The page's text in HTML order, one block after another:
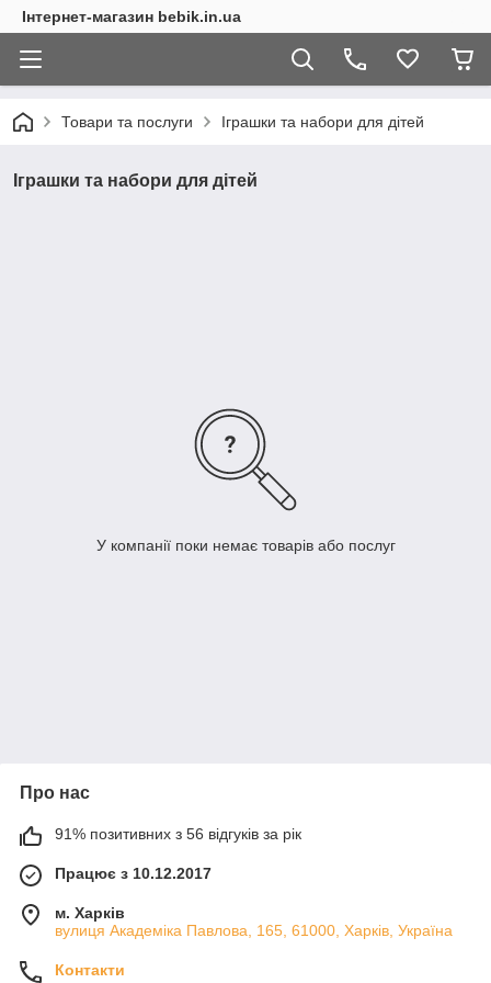
Інтернет-магазин bebik.in.ua
Товари та послуги Іграшки та набори для дітей
Іграшки та набори для дітей
У компанії поки немає товарів або послуг
Про нас
91% позитивних з 56 відгуків за рік
Працює з 10.12.2017
м. Харків
вулиця Академіка Павлова, 165, 61000, Харків, Україна
Контакти